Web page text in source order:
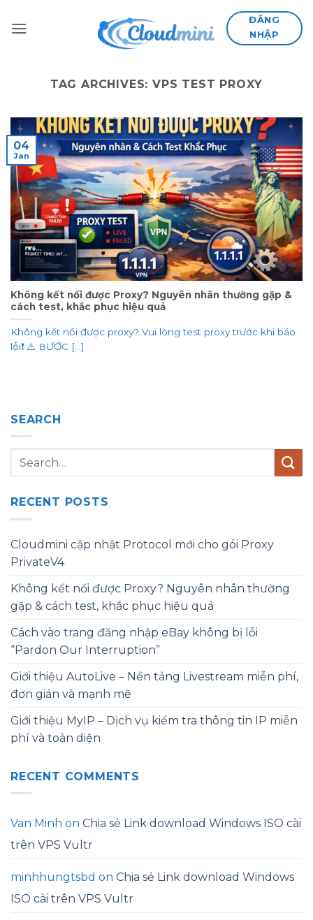
ĐĂNG
NHẬP
TAG ARCHIVES: VPS TEST PROXY
Không kết nối được Proxy? Nguyên nhân thường gặp &
cách test, khắc phục hiệu quả
Không kết nối được proxy? Vui lòng test proxy trước khi báo
lỗi❗ ⚠️ BƯỚC [...]
04
Jan
SEARCH
RECENT POSTS
Cloudmini cập nhật Protocol mới cho gói Proxy
PrivateV4
Không kết nối được Proxy? Nguyên nhân thường
gặp & cách test, khắc phục hiệu quả
Cách vào trang đăng nhập eBay không bị lỗi
“Pardon Our Interruption”
Giới thiệu AutoLive – Nền tảng Livestream miễn phí,
đơn giản và mạnh mẽ
Giới thiệu MyIP – Dịch vụ kiểm tra thông tin IP miễn
phí và toàn diện
RECENT COMMENTS
Van Minh on Chia sẻ Link download Windows ISO cài
trên VPS Vultr
minhhungtsbd on Chia sẻ Link download Windows
ISO cài trên VPS Vultr